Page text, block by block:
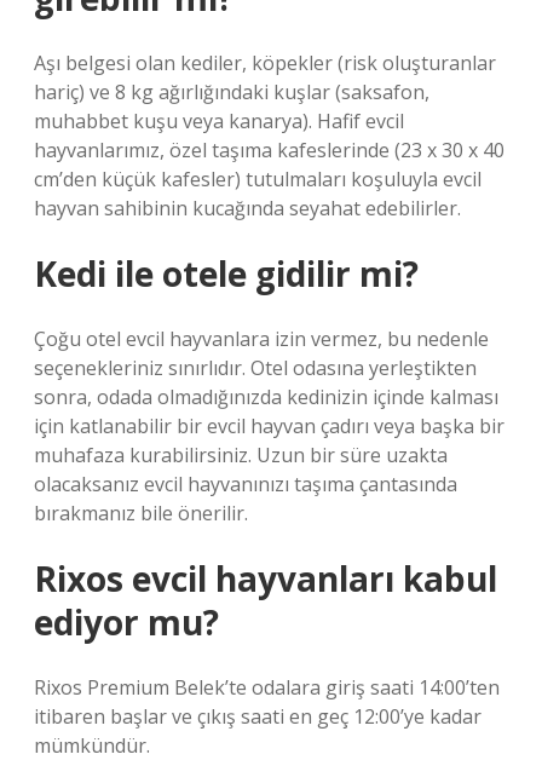
Aşı belgesi olan kediler, köpekler (risk oluşturanlar
hariç) ve 8 kg ağırlığındaki kuşlar (saksafon,
muhabbet kuşu veya kanarya). Hafif evcil
hayvanlarımız, özel taşıma kafeslerinde (23 x 30 x 40
cm’den küçük kafesler) tutulmaları koşuluyla evcil
hayvan sahibinin kucağında seyahat edebilirler.
Kedi ile otele gidilir mi?
Çoğu otel evcil hayvanlara izin vermez, bu nedenle
seçenekleriniz sınırlıdır. Otel odasına yerleştikten
sonra, odada olmadığınızda kedinizin içinde kalması
için katlanabilir bir evcil hayvan çadırı veya başka bir
muhafaza kurabilirsiniz. Uzun bir süre uzakta
olacaksanız evcil hayvanınızı taşıma çantasında
bırakmanız bile önerilir.
Rixos evcil hayvanları kabul
ediyor mu?
Rixos Premium Belek’te odalara giriş saati 14:00’ten
itibaren başlar ve çıkış saati en geç 12:00’ye kadar
mümkündür.